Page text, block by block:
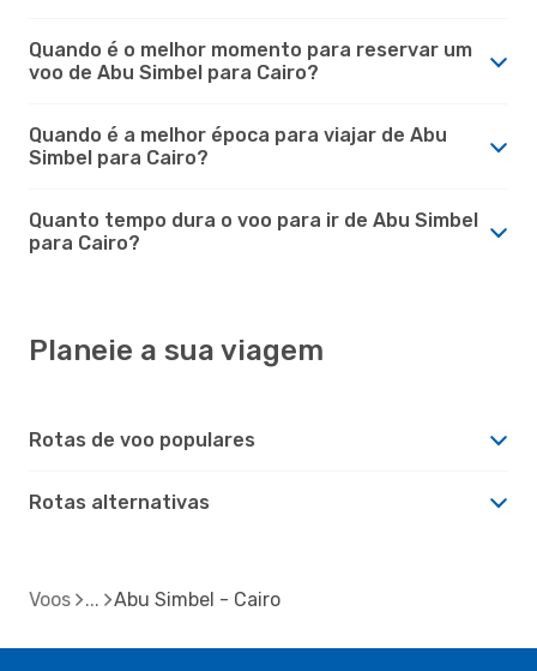
Quando é o melhor momento para reservar um
voo de Abu Simbel para Cairo?
Quando é a melhor época para viajar de Abu
Simbel para Cairo?
Quanto tempo dura o voo para ir de Abu Simbel
para Cairo?
Planeie a sua viagem
Rotas de voo populares
Rotas alternativas
Voos Abu Simbel - Cairo